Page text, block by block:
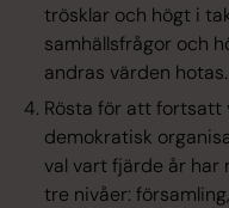
trösklar och högt i
samhällsfrågor och
andras värden hotas.
Rösta för att fortsatt
demokratisk
val vart fjärde år har
tre nivåer: